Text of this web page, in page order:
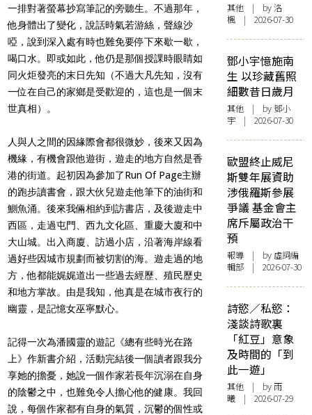
一排對著螢幕抄寫筆記的旁聽生。不過那年，
他身體出了變化，說話時氣若游絲，聲線沙
啞，說到深入處有時也難免要停下來歇一歇，
喝口水。即或如此，他仍是那個授課時眼睛如
同火炬發亮的末日先知（不過大凡先知，沒有
一位在自己的家鄉是受歡迎的，這也是一個末
世真相）。
人與人之間的因緣際會都很微妙，後來又因為
機緣，有機會跟他遊街，遊走的地方自然是香
港的街道。起初因為參加了Run Of Page主辦
的跑步讀書會，跟大伙兒遊走他筆下的油街和
鰂魚涌。後來我倆相約到訪書店，及後遊走中
西區，走過屯門、西九文化區、重慶大廈和中
大山城。出入商廈、訪過小店，沿著海岸線看
過好些因城市規劃而被切割的海。遊走過的地
方，他都能娓娓道出一些過去經歷、殖民歷史
和地方掌故。由是我知，他真是在城市夜行的
幽靈，是記憶女巫寧默心。
記得一次為潘國靈的遊記《總有些時光在路
上》作新書介紹，活動完結後一個讀者跟我分
享她的擔憂，她說一個作家若長年沉溺在自身
的陰鬱之中，也難免令人擔心他的健康。我回
說，每個作家都有自身的氣質，沉鬱的個性或
其他 | by洛
楓 | 2026-07-30
鄧小宇憶施南
生 以珍藏舊照
細數昔日歲月
其他 | by 鄧小
宇 | 2026-07-30
歐盟終止威尼
斯雙年展資助
涉俄羅斯參展
爭議 基金會主
席斥屬政治干
預
報導 | by 虛詞編
輯部 | 2026-07-30
詩慾／私慾：
淺談詩歌裏
「紅豆」意象
及時間的「到
此一遊」
其他 | by 雨
曦 | 2026-07-29